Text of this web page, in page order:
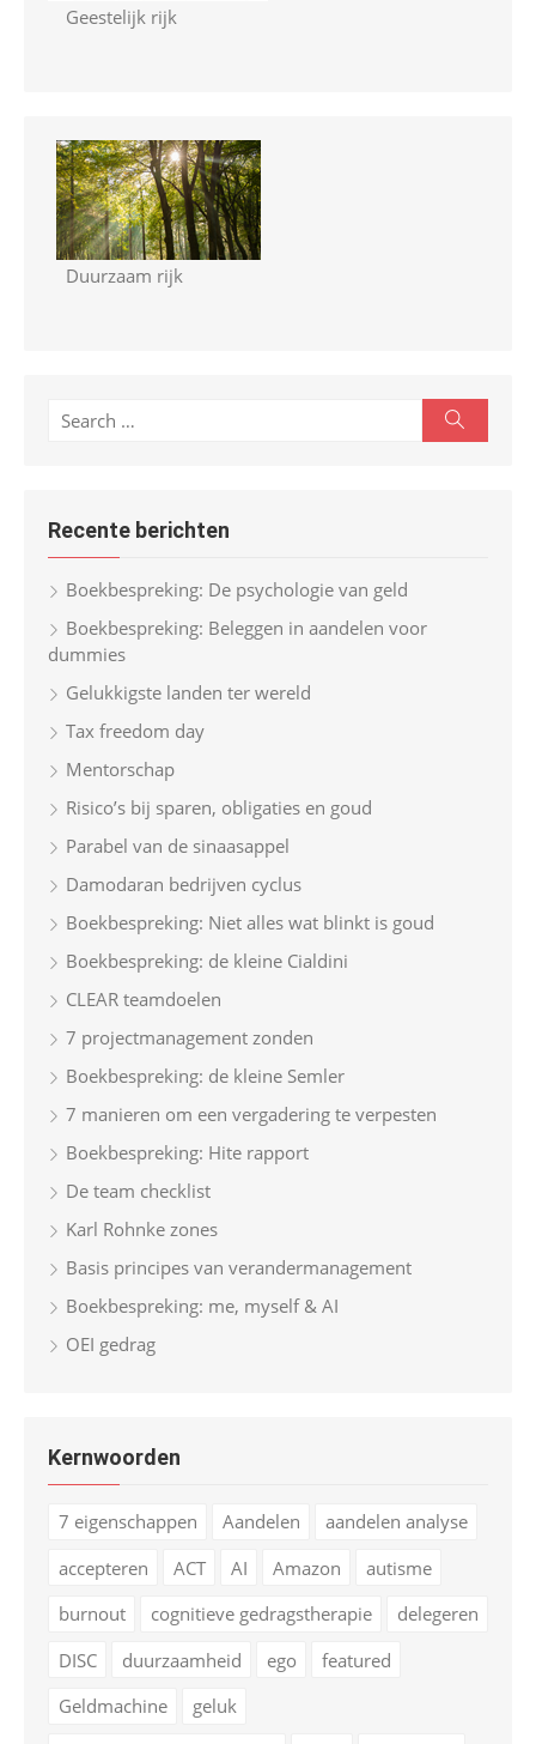
Geestelijk rijk
Duurzaam rijk
c
f
o
r
:
e
Recente berichten
Boekbespreking: De psychologie van geld
Boekbespreking: Beleggen in aandelen voor
dummies
Gelukkigste landen ter wereld
Tax freedom day
Mentorschap
Risico’s bij sparen, obligaties en goud
Parabel van de sinaasappel
Damodaran bedrijven cyclus
Boekbespreking: Niet alles wat blinkt is goud
Boekbespreking: de kleine Cialdini
CLEAR teamdoelen
7 projectmanagement zonden
Boekbespreking: de kleine Semler
7 manieren om een vergadering te verpesten
Boekbespreking: Hite rapport
De team checklist
Karl Rohnke zones
Basis principes van verandermanagement
Boekbespreking: me, myself & AI
OEI gedrag
Kernwoorden
7 eigenschappen Aandelen
aandelen analyse
accepteren
ACT AI Amazon
autisme
burnout
cognitieve gedragstherapie
delegeren
DISC
duurzaamheid ego
featured
Geldmachine
geluk